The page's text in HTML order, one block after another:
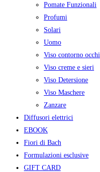
Pomate Funzionali
Profumi
Solari
Uomo
Viso contorno occhi
Viso creme e sieri
Viso Detersione
Viso Maschere
Zanzare
Diffusori elettrici
EBOOK
Fiori di Bach
Formulazioni esclusive
GIFT CARD